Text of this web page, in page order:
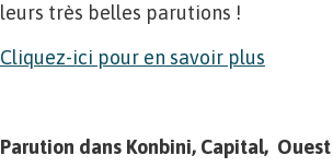
leurs très belles parutions !
Cliquez-ici pour en savoir plus
Parution dans Konbini, Capital, Ouest